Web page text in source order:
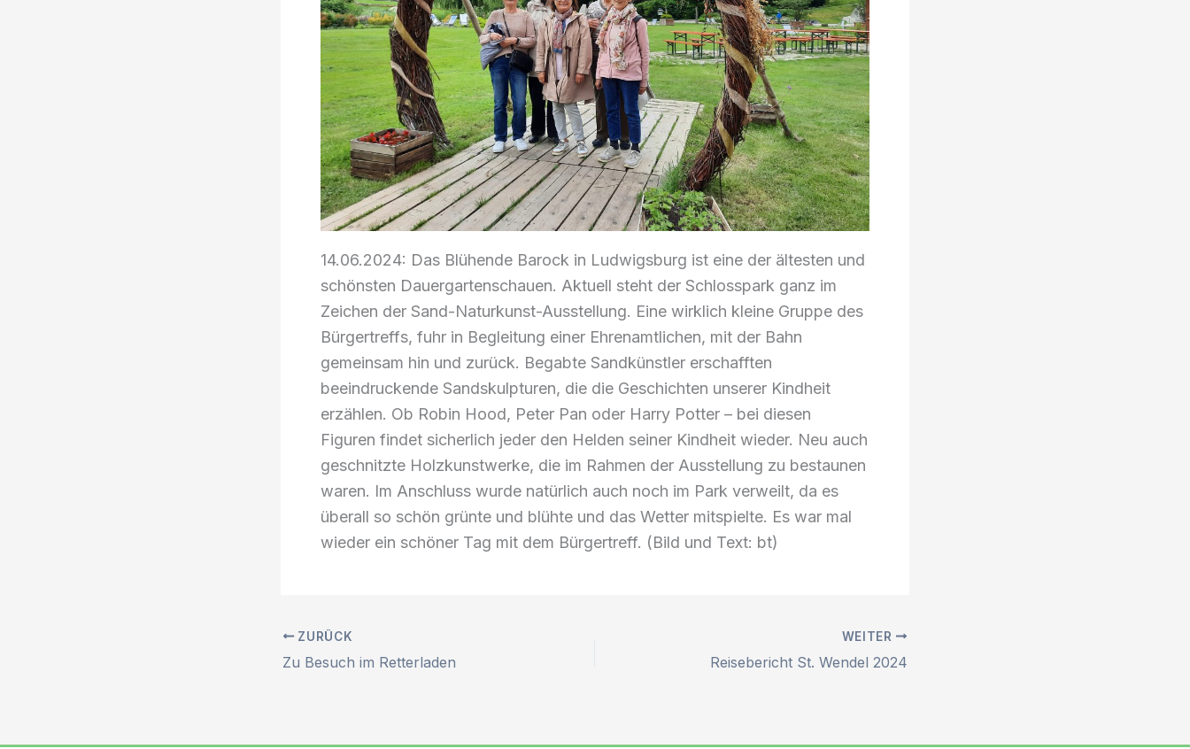
14.06.2024: Das Blühende Barock in Ludwigsburg ist eine der ältesten und
schönsten Dauergartenschauen. Aktuell steht der Schlosspark ganz im
Zeichen der Sand-Naturkunst-Ausstellung. Eine wirklich kleine Gruppe des
Bürgertreffs, fuhr in Begleitung einer Ehrenamtlichen, mit der Bahn
gemeinsam hin und zurück. Begabte Sandkünstler erschafften
beeindruckende Sandskulpturen, die die Geschichten unserer Kindheit
erzählen. Ob Robin Hood, Peter Pan oder Harry Potter – bei diesen
Figuren findet sicherlich jeder den Helden seiner Kindheit wieder. Neu auch
geschnitzte Holzkunstwerke, die im Rahmen der Ausstellung zu bestaunen
waren. Im Anschluss wurde natürlich auch noch im Park verweilt, da es
überall so schön grünte und blühte und das Wetter mitspielte. Es war mal
wieder ein schöner Tag mit dem Bürgertreff. (Bild und Text: bt)
ZURÜCK
Zu Besuch im Retterladen
WEITER
Reisebericht St. Wendel 2024